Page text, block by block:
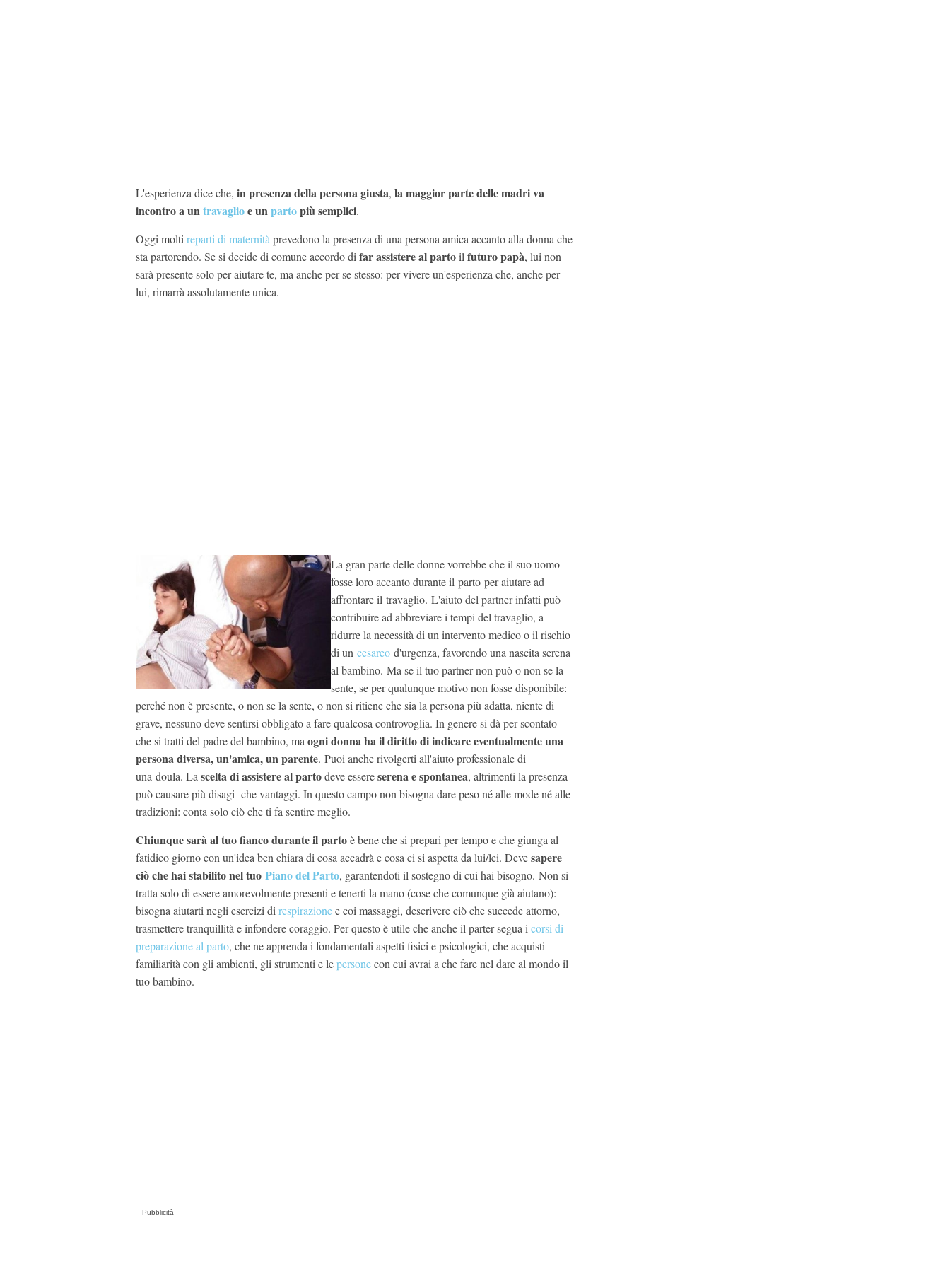
L'esperienza dice che, in presenza della persona giusta, la maggior parte delle madri va
incontro a untravaglioe unpartopiù semplici.
Oggi molti reparti di maternità prevedono la presenza di una persona amica accanto alla donna che
sta partorendo. Se si decide di comune accordo di far assistere al partoil futuro papà, lui non
sarà presente solo per aiutare te, ma anche per se stesso: per vivere un'esperienza che, anche per
lui, rimarrà assolutamente unica.
La gran parte delle donne vorrebbe che il suo uomo
fosse loro accanto durante il parto per aiutare ad
affrontare il travaglio. L'aiuto del partner infatti può
contribuire ad abbreviare i tempi del travaglio, a
ridurre la necessità di un intervento medico o il rischio
di un cesareo d'urgenza, favorendo una nascita serena
al bambino. Ma se il tuo partner non può o non se la
sente, se per qualunque motivo non fosse disponibile:
perché non è presente, o non se la sente, o non si ritiene che sia la persona più adatta, niente di
grave, nessuno deve sentirsi obbligato a fare qualcosa controvoglia. In genere si dà per scontato
che si tratti del padre del bambino, ma ogni donna ha il diritto di indicare eventualmente una
persona diversa, un'amica, un parente. Puoi anche rivolgerti all'aiuto professionale di
una doula. La scelta di assistere al partodeve essereserena e spontanea, altrimenti la presenza
può causare più disagi che vantaggi. In questo campo non bisogna dare peso né alle mode né alle
tradizioni: conta solo ciò che ti fa sentire meglio.
Chiunque sarà al tuo fianco durante il partoè bene che si prepari per tempo e che giunga al
fatidico giorno con un'idea ben chiara di cosa accadrà e cosa ci si aspetta da lui/lei. Devesapere
ciò che hai stabilito nel tuo Piano del Parto, garantendoti il sostegno di cui hai bisogno. Non si
tratta solo di essere amorevolmente presenti e tenerti la mano (cose che comunque già aiutano):
bisogna aiutarti negli esercizi di respirazionee coi massaggi, descrivere ciò che succede attorno,
trasmettere tranquillità e infondere coraggio. Per questo è utile che anche il parter segua i corsi di
preparazione al parto, che ne apprenda i fondamentali aspetti fisici e psicologici, che acquisti
familiarità con gli ambienti, gli strumenti e lepersonecon cui avrai a che fare nel dare al mondo il
tuo bambino.
-- Pubblicità --